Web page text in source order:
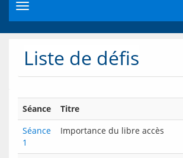
Toggle
navigation
Liste de défis
Séance
Titre
Séance
1
Importance du libre accès